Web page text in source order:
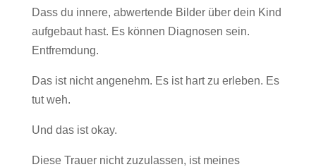
Dass du innere, abwertende Bilder über dein Kind
aufgebaut hast. Es können Diagnosen sein.
Entfremdung.
Das ist nicht angenehm. Es ist hart zu erleben. Es
tut weh.
Und das ist okay.
Diese Trauer nicht zuzulassen, ist meines